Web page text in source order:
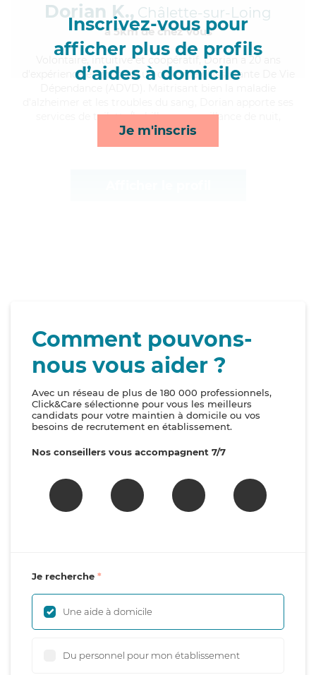
Inscrivez-vous pour
afficher plus de profils
d’aides à domicile
Je m'inscris
Dorian K., Châlette-sur-Loing
à 5km de chez Vous
, intuitive et coopératif, Dorian a 20 ans
d'expérience et possède un diplôme d'Assistante De Vie
services de toilette/habillage, surveillance de nuit,
transports et ménage*
Comment pouvons-
nous vous aider ?
Avec un réseau de plus de 180 000 professionnels,
Click&Care sélectionne pour vous les meilleurs
candidats pour votre maintien à domicile ou vos
besoins de recrutement en établissement.
Nos conseillers vous accompagnent 7/7
Je recherche
Une aide à domicile
Du personnel pour mon établissement